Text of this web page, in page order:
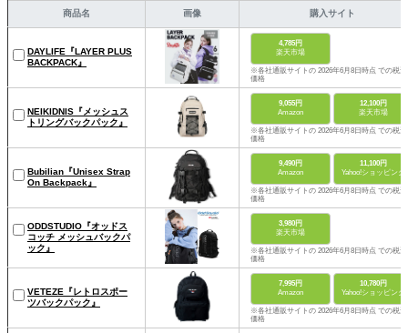
商品名 画像 購入サイト
DAYLIFE『LAYER PLUS
BACKPACK』
4,785円
楽天市場
※各社通販サイトの 2026年6月8日時点 での税込
価格
NEIKIDNIS『メッシュス
トリングバックパック』
9,055円
Amazon
12,100円
楽天市場
※各社通販サイトの 2026年6月8日時点 での税込
価格
Bubilian『Unisex Strap
On Backpack』
9,490円
Amazon
11,100円
Yahoo!ショッピング
※各社通販サイトの 2026年6月8日時点 での税込
価格
ODDSTUDIO『オッドス
コッチ メッシュバックパ
ック』
3,980円
楽天市場
※各社通販サイトの 2026年6月8日時点 での税込
価格
VETEZE『レトロスポー
ツバックパック』
7,995円
Amazon
10,780円
Yahoo!ショッピング
※各社通販サイトの 2026年6月8日時点 での税込
価格